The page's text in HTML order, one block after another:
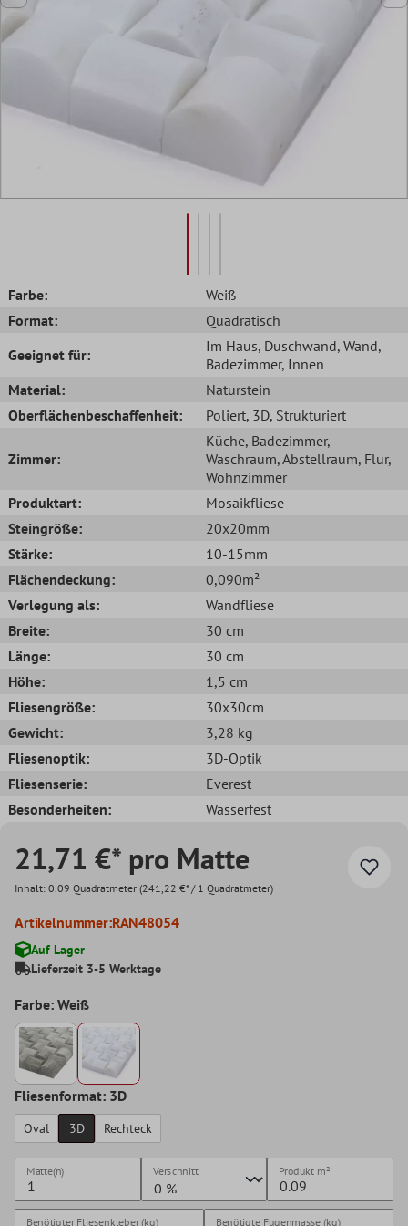
Farbe:
Weiß
Format:
Quadratisch
Geeignet für:
Im Haus, Duschwand, Wand,
Badezimmer, Innen
Material:
Naturstein
Oberflächenbeschaffenheit:
Poliert, 3D, Strukturiert
Zimmer:
Küche, Badezimmer,
Waschraum, Abstellraum, Flur,
Wohnzimmer
Produktart:
Mosaikfliese
Steingröße:
20x20mm
Stärke:
10-15mm
Flächendeckung:
0,090m²
Verlegung als:
Wandfliese
Breite:
30 cm
Länge:
30 cm
Höhe:
1,5 cm
Fliesengröße:
30x30cm
Gewicht:
3,28 kg
Fliesenoptik:
3D-Optik
Fliesenserie:
Everest
Besonderheiten:
Wasserfest
21,71 €* pro Matte
Inhalt: 0.09 Quadratmeter (241,22 €* / 1 Quadratmeter)
Artikelnummer:RAN48054
Auf Lager
Lieferzeit 3-5 Werktage
Farbe: Weiß
Fliesenformat: 3D
Oval 3D Rechteck
Matte(n) Verschnitt Produkt m²
Benötigter Fliesenkleber (kg) Benötigte Fugenmasse (kg)